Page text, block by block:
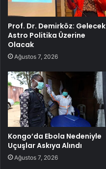
Prof. Dr. Demirköz: Gelecek
Astro Politika Üzerine
Olacak
Ağustos 7, 2026
Kongo’da Ebola Nedeniyle
Uçuşlar Askıya Alındı
Ağustos 7, 2026